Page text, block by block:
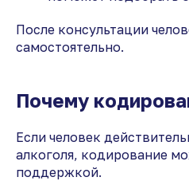
После консультации
самостоятельно.
Почему
Если человек
алкоголя, кодирование
поддержкой.